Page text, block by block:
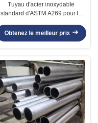
Tuyau d'acier inoxydable
standard d'ASTM A269 pour le
chaleur
Obtenez le meilleur prix